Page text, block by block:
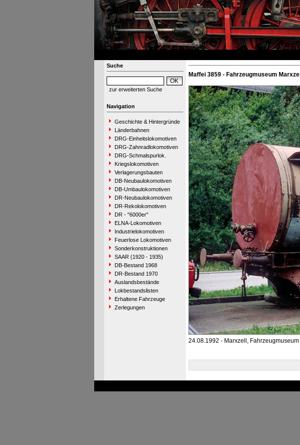
Suche
zur erweiterten Suche
Navigation
Geschichte & Hintergründe
Länderbahnen
DRG-Einheitslokomotiven
DRG-Zahnradlokomotiven
DRG-Schmalspurlok.
Kriegslokomotiven
Verlagerungsbauten
DB-Neubaulokomotiven
DB-Umbaulokomotiven
DR-Neubaulokomotiven
DR-Rekolokomotiven
DR - "6000er"
ELNA-Lokomotiven
Industrielokomotiven
Feuerlose Lokomotiven
Sonderkonstruktionen
SAAR (1920 - 1935)
DB-Bestand 1968
DR-Bestand 1970
Auslandsbestände
Lokbestandslisten
Erhaltene Fahrzeuge
Zerlegungen
Maffei 3859 - Fahrzeugmuseum Marxzell
24.08.1992 - Marxzell, Fahrzeugmuseum